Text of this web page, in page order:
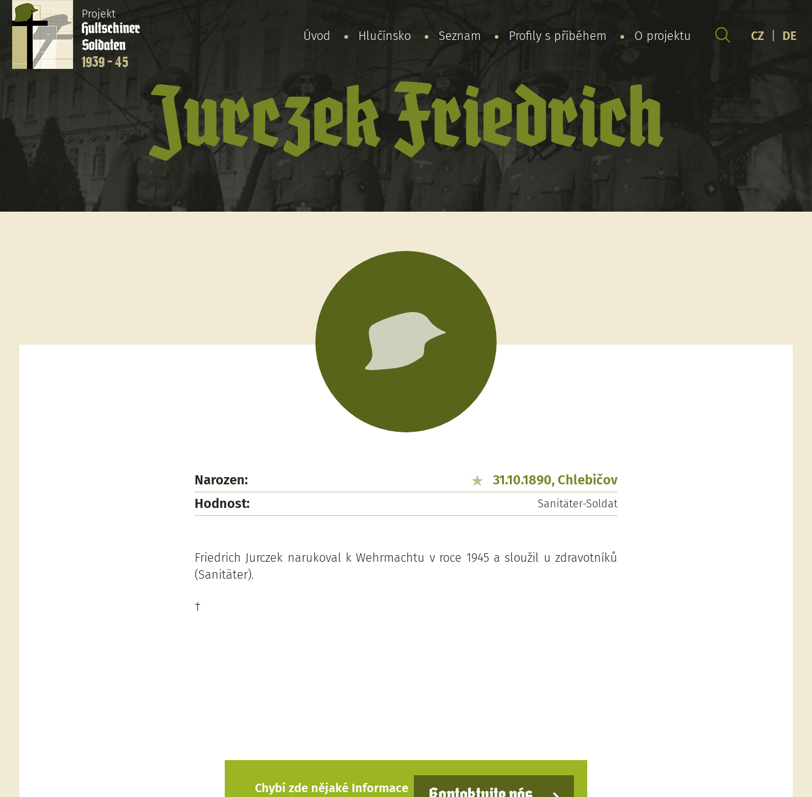
Projekt
Hultschiner
Soldaten
1939 - 45
Úvod Hlučínsko Seznam Profily s příběhem O projektu CZ DE
Jurczek Friedrich
Narozen:
31.10.1890, Chlebičov
Hodnost:
Sanitäter-Soldat
Friedrich Jurczek narukoval k Wehrmachtu v roce 1945 a sloužil u zdravotníků
(Sanitäter).
†
Chybí zde nějaké Informace